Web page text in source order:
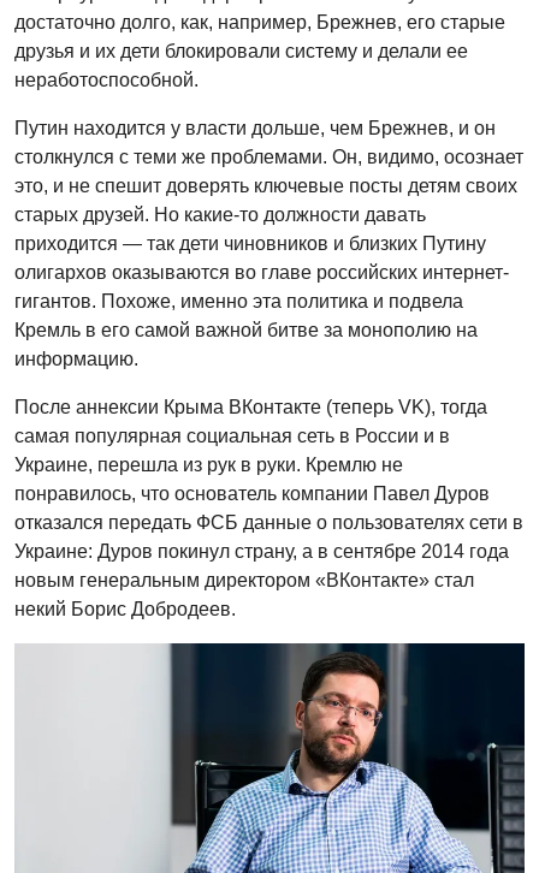
достаточно долго, как, например, Брежнев, его старые
друзья и их дети блокировали систему и делали ее
неработоспособной.
Путин находится у власти дольше, чем Брежнев, и он
столкнулся с теми же проблемами. Он, видимо, осознает
это, и не спешит доверять ключевые посты детям своих
старых друзей. Но какие-то должности давать
приходится — так дети чиновников и близких Путину
олигархов оказываются во главе российских интернет-
гигантов. Похоже, именно эта политика и подвела
Кремль в его самой важной битве за монополию на
информацию.
После аннексии Крыма ВКонтакте (теперь VK), тогда
самая популярная социальная сеть в России и в
Украине, перешла из рук в руки. Кремлю не
понравилось, что основатель компании Павел Дуров
отказался передать ФСБ данные о пользователях сети в
Украине: Дуров покинул страну, а в сентябре 2014 года
новым генеральным директором «ВКонтакте» стал
некий Борис Добродеев.